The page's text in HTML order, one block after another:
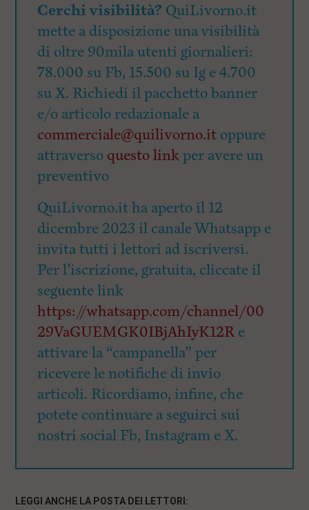
Cerchi visibilità? QuiLivorno.it
mette a disposizione una visibilità
di oltre 90mila utenti giornalieri:
78.000 su Fb, 15.500 su Ig e 4.700
su X. Richiedi il pacchetto banner
e/o articolo redazionale a
commerciale@quilivorno.it oppure
attraverso questo linkper avere un
preventivo
QuiLivorno.it ha aperto il 12
dicembre 2023 il canale Whatsapp e
invita tutti i lettori ad iscriversi.
Per l’iscrizione, gratuita, cliccate il
seguente link
https://whatsapp.com/channel/00
29VaGUEMGK0IBjAhIyK12Re
attivare la “campanella” per
ricevere le notifiche di invio
articoli. Ricordiamo, infine, che
potete continuare a seguirci sui
nostri social Fb, Instagram e X.
LEGGI ANCHE LA POSTA DEI LETTORI: